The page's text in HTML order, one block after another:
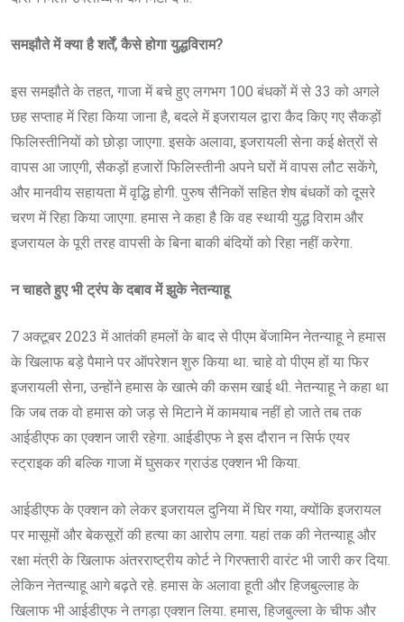
समझौते में क्या है शर्तें, कैसे होगा युद्धविराम?
इस समझौते के तहत, गाजा में बचे हुए लगभग 100 बंधकों में से 33 को अगले
छह सप्ताह में रिहा किया जाना है, बदले में इजरायल द्वारा कैद किए गए सैकड़ों
फिलिस्तीनियों को छोड़ा जाएगा. इसके अलावा, इजरायली सेना कई क्षेत्रों से
वापस आ जाएगी, सैकड़ों हजारों फिलिस्तीनी अपने घरों में वापस लौट सकेंगे,
और मानवीय सहायता में वृद्धि होगी. पुरुष सैनिकों सहित शेष बंधकों को दूसरे
चरण में रिहा किया जाएगा. हमास ने कहा है कि वह स्थायी युद्ध विराम और
इजरायल के पूरी तरह वापसी के बिना बाकी बंदियों को रिहा नहीं करेगा.
न चाहते हुए भी ट्रंप के दबाव में झुके नेतन्याहू
7 अक्टूबर 2023 में आतंकी हमलों के बाद से पीएम बेंजामिन नेतन्याहू ने हमास
के खिलाफ बड़े पैमाने पर ऑपरेशन शुरु किया था. चाहे वो पीएम हों या फिर
इजरायली सेना, उन्होंने हमास के खात्मे की कसम खाई थी. नेतन्याहू ने कहा था
कि जब तक वो हमास को जड़ से मिटाने में कामयाब नहीं हो जाते तब तक
आईडीएफ का एक्शन जारी रहेगा. आईडीएफ ने इस दौरान न सिर्फ एयर
स्ट्राइक की बल्कि गाजा में घुसकर ग्राउंड एक्शन भी किया.
आईडीएफ के एक्शन को लेकर इजरायल दुनिया में घिर गया, क्योंकि इजरायल
पर मासूमों और बेकसूरों की हत्या का आरोप लगा. यहां तक की नेतन्याहू और
रक्षा मंत्री के खिलाफ अंतरराष्ट्रीय कोर्ट ने गिरफ्तारी वारंट भी जारी कर दिया.
लेकिन नेतन्याहू आगे बढ़ते रहे. हमास के अलावा हूती और हिजबुल्लाह के
खिलाफ भी आईडीएफ ने तगड़ा एक्शन लिया. हमास, हिजबुल्ला के चीफ और